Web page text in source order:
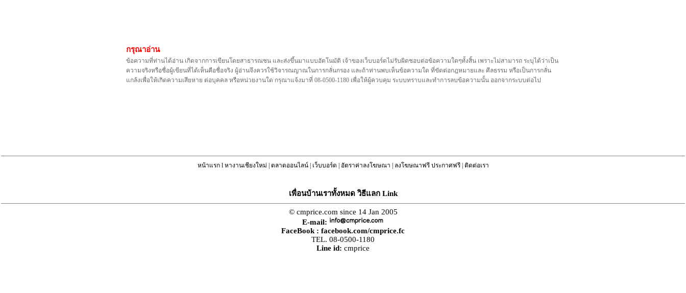
กรุณาอ่าน
ข้อความที่ท่านได้อ่าน เกิดจากการเขียนโดยสาธารณชน และส่งขึ้นมาแบบอัตโนมัติ เจ้าของเว็บบอร์ดไม่รับผิดชอบต่อข้อความใดๆทั้งสิ้น เพราะไม่สามารถ ระบุได้ว่าเป็น
ความจริงหรือชื่อผู้เขียนที่ได้เห็นคือชื่อจริง ผู้อ่านจึงควรใช้วิจารณญาณในการกลั่นกรอง และถ้าท่านพบเห็นข้อความใด ที่ขัดต่อกฎหมายและ ศีลธรรม หรือเป็นการกลั่น
แกล้งเพื่อให้เกิดความเสียหาย ต่อบุคคล หรือหน่วยงานใด กรุณาแจ้งมาที่ 08-0500-1180 เพื่อให้ผู้ควบคุม ระบบทราบและทำการลบข้อความนั้น ออกจากระบบต่อไป
หน้าแรกl หางานเชียงใหม่ | ตลาดออนไลน์| เว็บบอร์ด | อัตราค่าลงโฆษณา | ลงโฆษณาฟรี ประกาศฟรี| ติดต่อเรา
เพื่อนบ้านเราทั้งหมด วิธีแลก Link
© cmprice.com since 14 Jan 2005
E-mail:
FaceBook : facebook.com/cmprice.fc
TEL. 08-0500-1180
Line id: cmprice